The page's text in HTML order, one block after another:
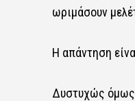
ωριμάσουν
Η απάντηση
Δυστυχώς όμως